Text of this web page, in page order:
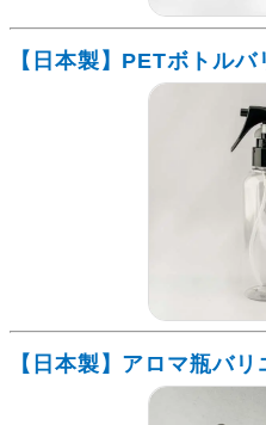
【日本製】PETボトル
【日本製】アロマ瓶バ